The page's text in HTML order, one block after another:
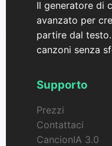
Il generatore di
avanzato per
partire dal
canzoni senza
Supporto
Prezzi
Contattaci
CancionIA 3.0